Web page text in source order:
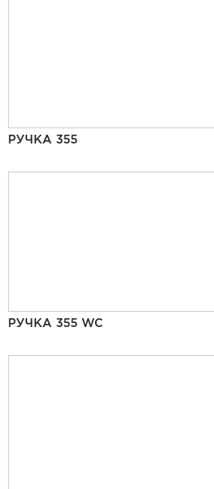
РУЧКА 355
РУЧКА 355 WC